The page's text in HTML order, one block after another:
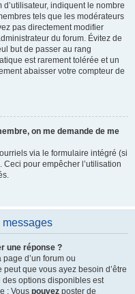
indiquent le nombre
tels que les modérateurs
pas directement modifier
du forum. Évitez de
but de passer au rang
est rarement tolérée et un
abaisser votre compteur de
on me demande de me
via le formulaire intégré (si
Ceci pour empêcher l’utilisation
messages
une réponse ?
d’un forum ou
que vous ayez besoin d’être
options disponibles est
: Vous pouvez poster de